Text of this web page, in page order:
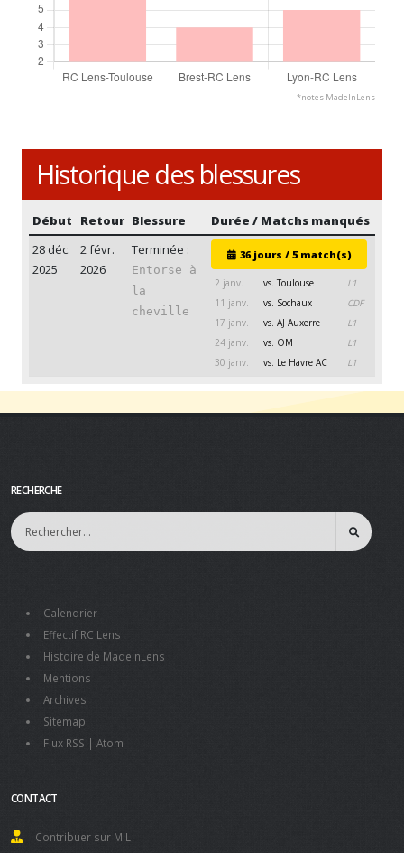
*notes MadeInLens
Historique des blessures
Début Retour Blessure
Durée / Matchs manqués
28 déc.
2025
2 févr.
2026
Terminée :
Entorse à
la
cheville
36 jours / 5 match(s)
2 janv. vs. Toulouse
L1
11 janv.
vs. Sochaux
CDF
17 janv.
vs. AJ Auxerre
L1
24 janv.
vs. OM
L1
30 janv.
vs. Le Havre AC L1
RECHERCHE
Calendrier
Effectif RC Lens
Histoire de MadeInLens
Mentions
Archives
Sitemap
Flux RSS | Atom
CONTACT
Contribuer sur MiL